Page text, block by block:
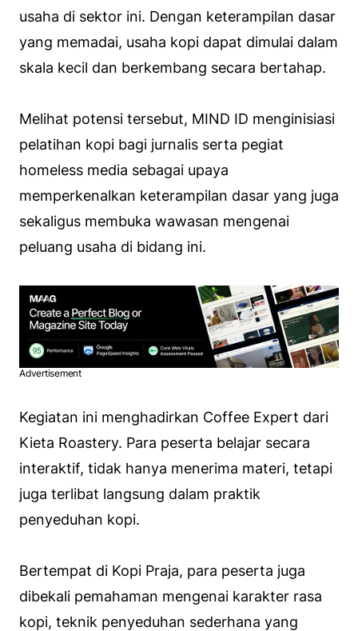
usaha di sektor ini. Dengan keterampilan dasar
yang memadai, usaha kopi dapat dimulai dalam
skala kecil dan berkembang secara bertahap.
Melihat potensi tersebut, MIND ID menginisiasi
pelatihan kopi bagi jurnalis serta pegiat
homeless media sebagai upaya
memperkenalkan keterampilan dasar yang juga
sekaligus membuka wawasan mengenai
peluang usaha di bidang ini.
Advertisement
Kegiatan ini menghadirkan Coffee Expert dari
Kieta Roastery. Para peserta belajar secara
interaktif, tidak hanya menerima materi, tetapi
juga terlibat langsung dalam praktik
penyeduhan kopi.
Bertempat di Kopi Praja, para peserta juga
dibekali pemahaman mengenai karakter rasa
kopi, teknik penyeduhan sederhana yang